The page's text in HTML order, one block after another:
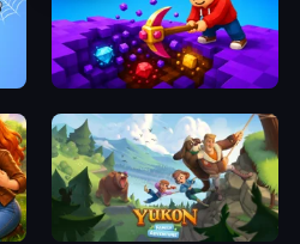
Obby: Dig Down
Yukon: Family Adventure